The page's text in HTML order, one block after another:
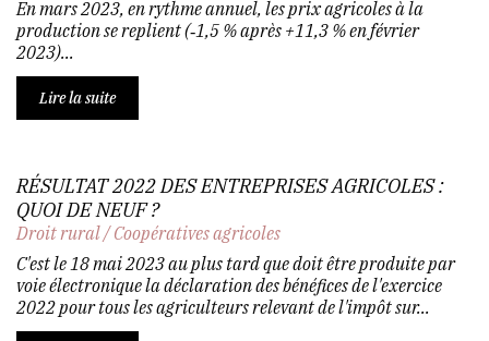
En mars 2023, en rythme annuel, les prix agricoles à la
production se replient (‑1,5 % après +11,3 % en février
2023)...
Lire la suite
RÉSULTAT 2022 DES ENTREPRISES AGRICOLES :
QUOI DE NEUF ?
Droit rural/Coopératives agricoles
C'est le 18 mai 2023 au plus tard que doit être produite par
voie électronique la déclaration des bénéfices de l'exercice
2022 pour tous les agriculteurs relevant de l'impôt sur...